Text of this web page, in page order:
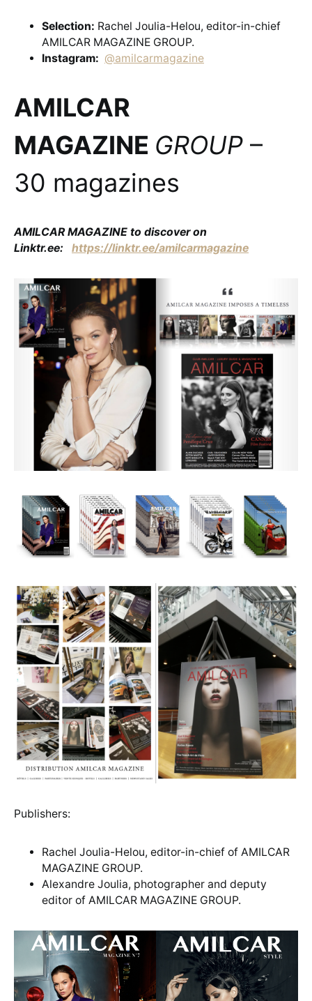
Selection: Rachel Joulia-Helou, editor-in-chief
AMILCAR MAGAZINE GROUP.
Instagram: @amilcarmagazine
AMILCAR
MAGAZINE GROUP –
30 magazines
AMILCAR MAGAZINE to discover on
Linktr.ee: https://linktr.ee/amilcarmagazine
Publishers:
Rachel Joulia-Helou, editor-in-chief of AMILCAR
MAGAZINE GROUP.
Alexandre Joulia, photographer and deputy
editor of AMILCAR MAGAZINE GROUP.